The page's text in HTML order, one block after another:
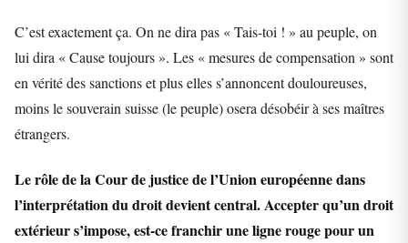
C’est exactement ça. On ne dira pas « Tais-toi ! » au peuple, on
lui dira « Cause toujours ». Les « mesures de compensation » sont
en vérité des sanctions et plus elles s’annoncent douloureuses,
moins le souverain suisse (le peuple) osera désobéir à ses maîtres
étrangers.
Le rôle de la Cour de justice de l’Union européenne dans
l’interprétation du droit devient central. Accepter qu’un droit
extérieur s’impose, est-ce franchir une ligne rouge pour un